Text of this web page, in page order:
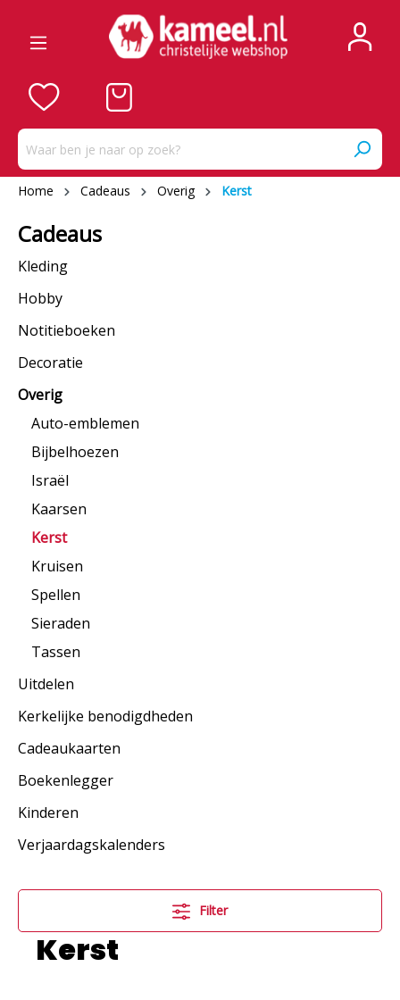
Home Cadeaus Overig Kerst
Cadeaus
Kleding
Hobby
Notitieboeken
Decoratie
Overig
Auto-emblemen
Bijbelhoezen
Israël
Kaarsen
Kerst
Kruisen
Spellen
Sieraden
Tassen
Uitdelen
Kerkelijke benodigdheden
Cadeaukaarten
Boekenlegger
Kinderen
Verjaardagskalenders
Filter
Kerst